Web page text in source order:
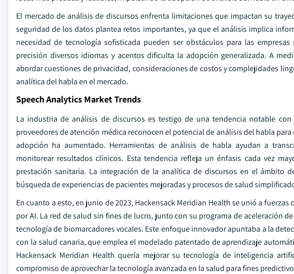
El mercado de análisis de discursos enfrenta limitaciones que impactan su
seguridad de los datos plantea retos importantes, ya que el análisis implica
necesidad de tecnología sofisticada pueden ser obstáculos para las
precisión diversos idiomas y acentos dificulta la adopción generalizada. A
abordar cuestiones de privacidad, consideraciones de costos y complejidades
analítica del habla en el mercado.
Speech Analytics Market Trends
La industria de análisis de discursos es testigo de una tendencia notable
proveedores de atención médica reconocen el potencial de análisis del habla
adopción ha aumentado. Herramientas de análisis de habla ayudan a
monitorear resultados clínicos. Esta tendencia refleja un énfasis cada vez
prestación sanitaria. La integración de la analítica de discursos en el ámbito
búsqueda de experiencias de pacientes mejoradas y procesos de salud
En cuanto a esto, en junio de 2023, Hackensack Meridian Health se unió a
por AI. La red de salud sin fines de lucro, junto con su programa de aceleración
tecnología de biomarcadores vocales. Este enfoque innovador apuntaba a la
con la salud canaria, que emplea el modelado patentado de aprendizaje
Hackensack Meridian Health quería mejorar su tecnología de inteligencia
compromiso de aprovechar la tecnología avanzada en la salud para fines